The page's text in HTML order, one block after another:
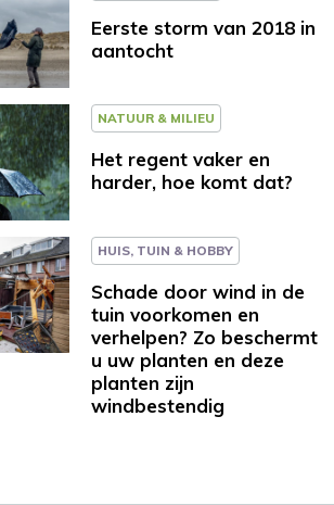
Eerste storm van 2018 in
aantocht
NATUUR & MILIEU
Het regent vaker en
harder, hoe komt dat?
HUIS, TUIN & HOBBY
Schade door wind in de
tuin voorkomen en
verhelpen? Zo beschermt
u uw planten en deze
planten zijn
windbestendig